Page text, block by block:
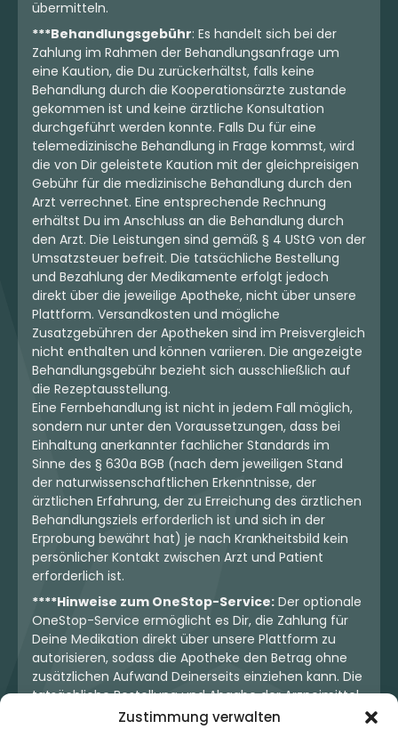
Zustimmung verwalten
übermitteln.
***Behandlungsgebühr: Es handelt sich bei der
Zahlung im Rahmen der Behandlungsanfrage um
eine Kaution, die Du zurückerhältst, falls keine
Behandlung durch die Kooperationsärzte zustande
gekommen ist und keine ärztliche Konsultation
durchgeführt werden konnte. Falls Du für eine
telemedizinische Behandlung in Frage kommst, wird
die von Dir geleistete Kaution mit der gleichpreisigen
Gebühr für die medizinische Behandlung durch den
Arzt verrechnet. Eine entsprechende Rechnung
erhältst Du im Anschluss an die Behandlung durch
den Arzt. Die Leistungen sind gemäß § 4 UStG von der
Umsatzsteuer befreit. Die tatsächliche Bestellung
und Bezahlung der Medikamente erfolgt jedoch
direkt über die jeweilige Apotheke, nicht über unsere
Plattform. Versandkosten und mögliche
Zusatzgebühren der Apotheken sind im Preisvergleich
nicht enthalten und können variieren. Die angezeigte
Behandlungsgebühr bezieht sich ausschließlich auf
die Rezeptausstellung.
Eine Fernbehandlung ist nicht in jedem Fall möglich,
sondern nur unter den Voraussetzungen, dass bei
Einhaltung anerkannter fachlicher Standards im
Sinne des § 630a BGB (nach dem jeweiligen Stand
der naturwissenschaftlichen Erkenntnisse, der
ärztlichen Erfahrung, der zu Erreichung des ärztlichen
Behandlungsziels erforderlich ist und sich in der
Erprobung bewährt hat) je nach Krankheitsbild kein
persönlicher Kontakt zwischen Arzt und Patient
erforderlich ist.
****Hinweise zum OneStop-Service: Der optionale
OneStop-Service ermöglicht es Dir, die Zahlung für
Deine Medikation direkt über unsere Plattform zu
autorisieren, sodass die Apotheke den Betrag ohne
zusätzlichen Aufwand Deinerseits einziehen kann. Die
tatsächliche Bestellung und Abgabe der Arzneimittel
erfolgt jedoch ausschließlich über die jeweilige